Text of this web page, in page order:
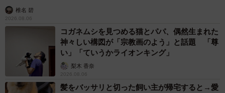
椎名 碧
2026.08.06
コガネムシを見つめる猫とパパ、偶然生まれた
神々しい構図が「宗教画のよう」と話題 「尊
い」「ていうかライオンキング」
梨木 香奈
2026.08.06
髪をバッサリと切った飼い主が帰宅すると→愛